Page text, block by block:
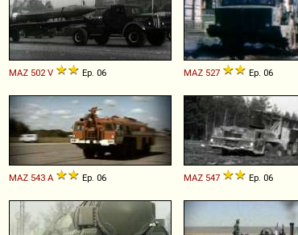
MAZ 502 V Ep. 06 MAZ 527 Ep. 06
MAZ 543 A Ep. 06 MAZ 547 Ep. 06